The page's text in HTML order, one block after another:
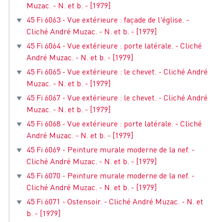
Muzac. - N. et b. - [1979]
45 Fi 6063 - Vue extérieure : façade de l'église. -
Cliché André Muzac. - N. et b. - [1979]
45 Fi 6064 - Vue extérieure : porte latérale. - Cliché
André Muzac. - N. et b. - [1979]
45 Fi 6065 - Vue extérieure : le chevet. - Cliché André
Muzac. - N. et b. - [1979]
45 Fi 6067 - Vue extérieure : le chevet. - Cliché André
Muzac. - N. et b. - [1979]
45 Fi 6068 - Vue extérieure : porte latérale. - Cliché
André Muzac. - N. et b. - [1979]
45 Fi 6069 - Peinture murale moderne de la nef. -
Cliché André Muzac. - N. et b. - [1979]
45 Fi 6070 - Peinture murale moderne de la nef. -
Cliché André Muzac. - N. et b. - [1979]
45 Fi 6071 - Ostensoir. - Cliché André Muzac. - N. et
b. - [1979]